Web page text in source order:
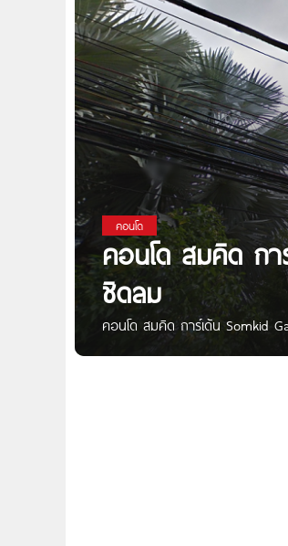
คอนโด
คอนโด สมคิด กา
ชิดลม
คอนโด สมคิด การ์เด้น Somkid